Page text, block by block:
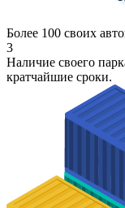
Более 100 своих
3
Наличие своего
кратчайшие сроки.